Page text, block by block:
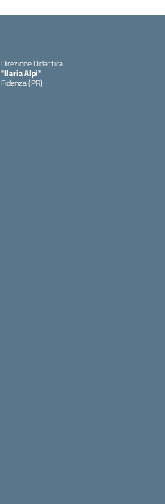
Direzione Didattica
"Ilaria Alpi"
Fidenza (PR)